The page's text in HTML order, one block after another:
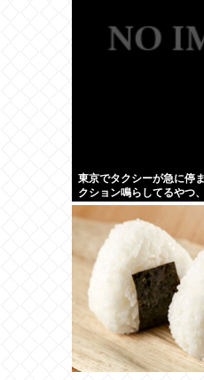
東京でタクシーが急に停
クション鳴らしてるやつ
www